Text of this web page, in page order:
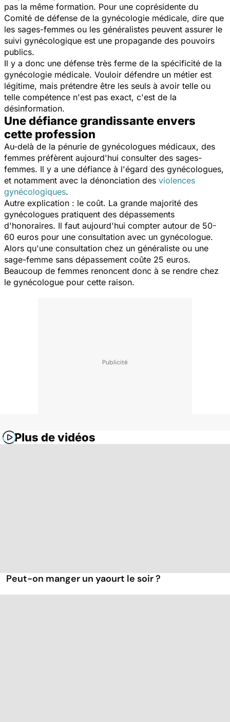
pas la même formation. Pour une coprésidente du
Comité de défense de la gynécologie médicale, dire que
les sages-femmes ou les généralistes peuvent assurer le
suivi gynécologique est une propagande des pouvoirs
publics.
Il y a donc une défense très ferme de la spécificité de la
gynécologie médicale. Vouloir défendre un métier est
légitime, mais prétendre être les seuls à avoir telle ou
telle compétence n'est pas exact, c'est de la
désinformation.
Une défiance grandissante envers
cette profession
Au-delà de la pénurie de gynécologues médicaux, des
femmes préfèrent aujourd'hui consulter des sages-
femmes. Il y a une défiance à l'égard des gynécologues,
et notamment avec la dénonciation des violences
gynécologiques.
Autre explication : le coût. La grande majorité des
gynécologues pratiquent des dépassements
d'honoraires. Il faut aujourd'hui compter autour de 50-
60 euros pour une consultation avec un gynécologue.
Alors qu'une consultation chez un généraliste ou une
sage-femme sans dépassement coûte 25 euros.
Beaucoup de femmes renoncent donc à se rendre chez
le gynécologue pour cette raison.
Plus de vidéos
Peut-on manger un yaourt le soir ?